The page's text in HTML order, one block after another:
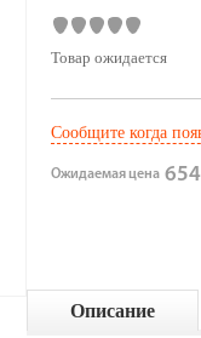
Товар ожидается
Сообщите когда
Ожидаемая цена
Описание